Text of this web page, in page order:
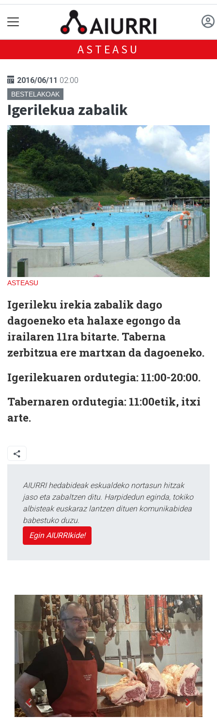
ASTEASU
2016/06/11 02:00
BESTELAKOAK
Igerilekua zabalik
ASTEASU
Igerileku irekia zabalik dago
dagoeneko eta halaxe egongo da
irailaren 11ra bitarte. Taberna
zerbitzua ere martxan da dagoeneko.
Igerilekuaren ordutegia: 11:00-20:00.
Tabernaren ordutegia: 11:00etik, itxi
arte.
AIURRI hedabideak eskualdeko nortasun hitzak
jaso eta zabaltzen ditu. Harpidedun eginda, tokiko
albisteak euskaraz lantzen dituen komunikabidea
babestuko duzu.
Egin AIURRIkide!
Previous Next